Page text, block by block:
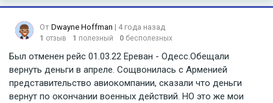
От Dwayne Hoffman | 4 года назад
1 отзыв 1 полезный 0 бесполезных
Был отменен рейс 01.03.22 Ереван - Одесс.Обещали
вернуть деньги в апреле. Сощвонилась с Арменией
представительство авиокомпании, сказали что деньги
вернут по окончании военных действий. НО это же мои